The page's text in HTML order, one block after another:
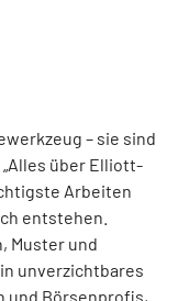
– sie sind
über Elliott-
Arbeiten
entstehen.
Muster und
unverzichtbares
und Börsenprofis,